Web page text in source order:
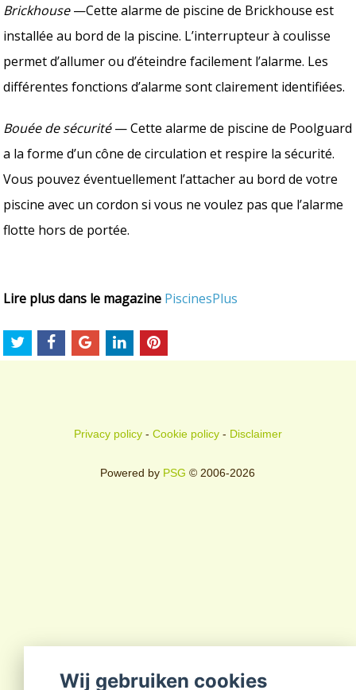
Brickhouse—Cette alarme de piscine de Brickhouse est
installée au bord de la piscine. L’interrupteur à coulisse
permet d’allumer ou d’éteindre facilement l’alarme. Les
différentes fonctions d’alarme sont clairement identifiées.
Bouée de sécurité— Cette alarme de piscine de Poolguard
a la forme d’un cône de circulation et respire la sécurité.
Vous pouvez éventuellement l’attacher au bord de votre
piscine avec un cordon si vous ne voulez pas que l’alarme
flotte hors de portée.
Lire plus dans le magazine PiscinesPlus
Privacy policy- Cookie policy- Disclaimer
Powered by PSG © 2006-2026
Wij gebruiken cookies